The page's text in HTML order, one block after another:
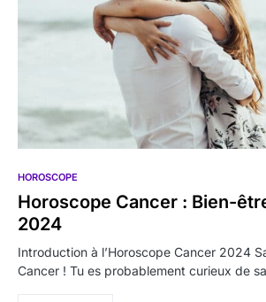
HOROSCOPE
Horoscope Cancer : Bien-
2024
Introduction à l’Horoscope Cancer 2024
Cancer ! Tu es probablement curieux de